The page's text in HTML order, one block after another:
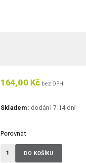
164,00 Kč bez DPH
Skladem: dodání 7-14 dní
Porovnat
DO KOŠÍKU